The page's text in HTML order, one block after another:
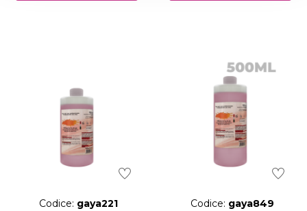
Codice: gaya221 Codice: gaya849